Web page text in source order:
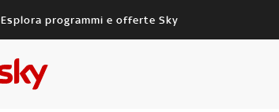
Esplora programmi e offerte Sky